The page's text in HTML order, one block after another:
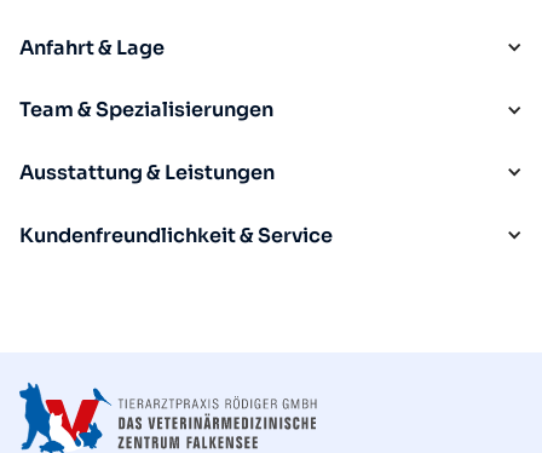
Anfahrt & Lage
Team & Spezialisierungen
Ausstattung & Leistungen
Kundenfreundlichkeit & Service